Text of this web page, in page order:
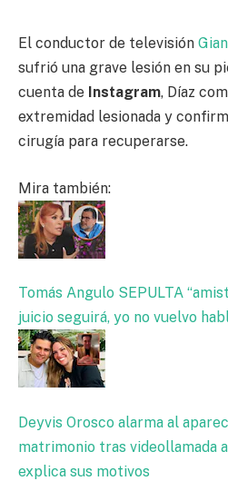
El conductor de televisión
sufrió una grave lesión en su
cuenta de Instagram, Díaz
extremidad lesionada y
cirugía para recuperarse.
Mira también:
Tomás Angulo SEPULTA
juicio seguirá, yo no vuelvo
Deyvis Orosco alarma al
matrimonio tras videollamada
explica sus motivos